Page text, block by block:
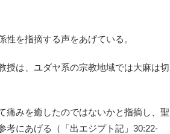
を指摘する声をあげている。
は、ユダヤ系の宗教地域では大麻は切
みを癒したのではないかと指摘し、聖
考にあげる（「出エジプト記」30:22-